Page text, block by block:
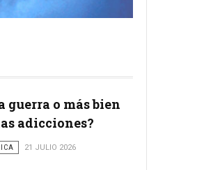
guerra o más bien
adicciones?
21 JULIO 2026